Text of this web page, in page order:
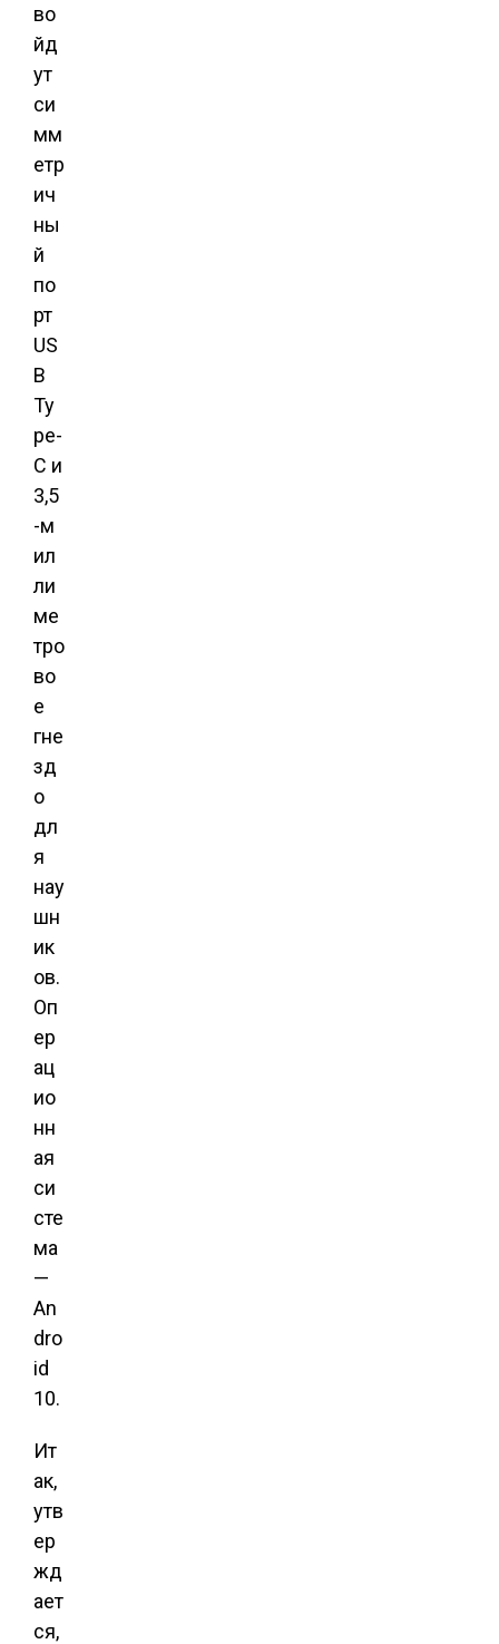
во
йд
ут
си
мм
етр
ич
ны
й
по
рт
US
B
Ty
pe-
C и
3,5
-м
ил
ли
ме
тро
во
е
гне
зд
о
дл
я
нау
шн
ик
ов.
Оп
ер
ац
ио
нн
ая
си
сте
ма
—
An
dro
id
10.
Ит
ак,
утв
ер
жд
ает
ся,